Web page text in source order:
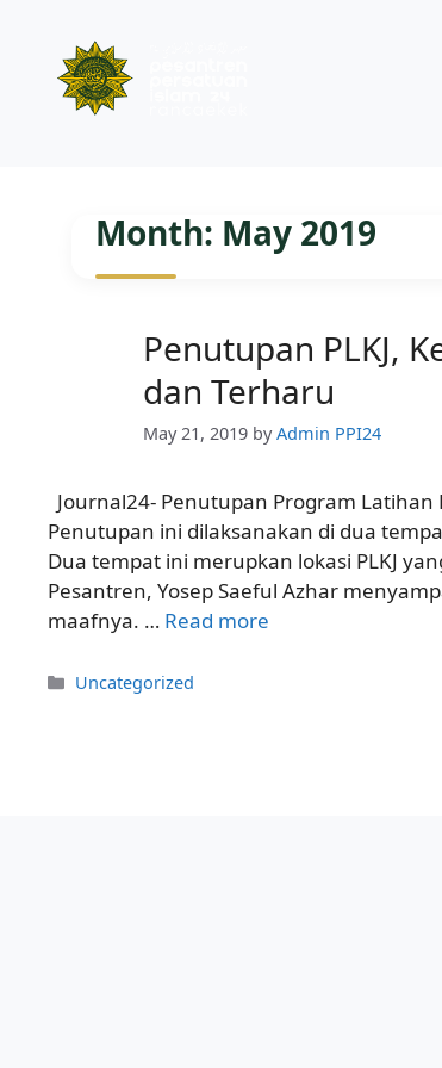
Month: May 2019
Penutupan PLKJ,
dan Terharu
May 21, 2019 byAdmin PPI24
Journal24- Penutupan Program Latihan
Penutupan ini dilaksanakan di dua
Dua tempat ini merupkan lokasi PLKJ
Pesantren, Yosep Saeful Azhar
maafnya. … Read more
Categories
Uncategorized